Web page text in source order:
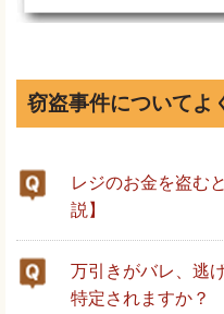
窃盗事件についてよ
レジのお金を盗む
説】
万引きがバレ、逃
特定されますか？